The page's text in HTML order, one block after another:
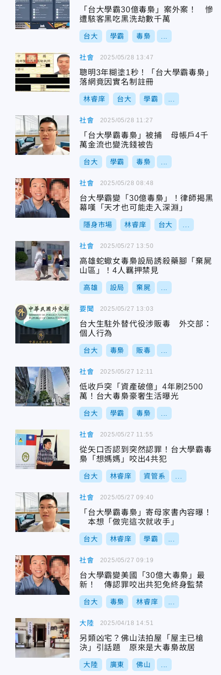
「台大學霸30億毒梟」案外案！ 慘
遭駭客黑吃黑洗劫數千萬
台大 學霸 毒梟
社會
聰明3年糊塗1秒！「台大學霸毒梟」
落網竟因實名制註冊
林睿庠 台大 學霸
2025/05/28 13:47
社會
「台大學霸毒梟」被捕 母帳戶4千
萬金流也變洗錢被告
台大 學霸 毒梟
2025/05/28 11:27
社會
台大學霸變「30億毒梟」！律師揭黑
幕嘆「天才也可能走入深淵」
隱身市場 林睿庠 台大
2025/05/28 08:48
社會
高雄蛇蠍女毒梟設局誘殺藥腳「棄屍
山區」！4人羈押禁見
高雄 設局 棄屍
2025/05/27 13:50
要聞
台大生駐外替代役涉販毒 外交部：
個人行為
台大 毒梟 販毒
2025/05/27 13:03
社會
低收戶突「資產破億」4年刷2500
萬！台大毒梟豪奢生活曝光
台大 學霸 毒梟
2025/05/27 12:11
社會
從矢口否認到突然認罪！台大學霸毒
梟「想媽媽」咬出4共犯
台大 林睿庠 資管系
2025/05/27 11:55
社會
「台大學霸毒梟」寄母家書內容曝！
本想「做完這次就收手」
台大 林睿庠 學霸
2025/05/27 09:40
社會
台大學霸變美國「30億大毒梟」最
新！ 傳認罪咬出共犯免終身監禁
台大 毒梟 林睿庠
2025/05/27 09:19
大陸
另類凶宅？佛山法拍屋「屋主已槍
決」引話題 原來是大毒梟故居
大陸 廣東 佛山
2025/04/18 14:51